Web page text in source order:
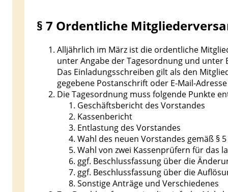
§ 7 Ordentliche
Alljährlich im März ist die ordentliche
unter Angabe der Tagesordnung und unter
Das Einladungsschreiben gilt als den
gegebene Postanschrift oder E-Mail-
Die Tagesordnung muss folgende Punkte
Geschäftsbericht des Vorstandes
Kassenbericht
Entlastung des Vorstandes
Wahl des neuen Vorstandes gemäß §
Wahl von zwei Kassenprüfern für das
ggf. Beschlussfassung über die
ggf. Beschlussfassung über die
Sonstige Anträge und Verschiedenes